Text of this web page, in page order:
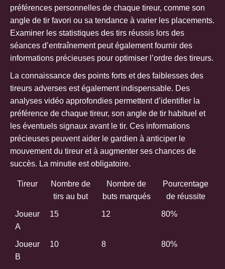
préférences personnelles de chaque tireur, comme son
angle de tir favori ou sa tendance à varier les placements.
Examiner les statistiques des tirs réussis lors des
séances d’entraînement peut également fournir des
informations précieuses pour optimiser l’ordre des tireurs.
La connaissance des points forts et des faiblesses des
tireurs adverses est également indispensable. Des
analyses vidéo approfondies permettent d’identifier la
préférence de chaque tireur, son angle de tir habituel et
les éventuels signaux avant le tir. Ces informations
précieuses peuvent aider le gardien à anticiper le
mouvement du tireur et à augmenter ses chances de
succès. La minutie est obligatoire.
Tireur
Nombre de
tirs au but
Nombre de
buts marqués
Pourcentage
de réussite
Joueur
A
15 12 80%
Joueur
B
10 8 80%